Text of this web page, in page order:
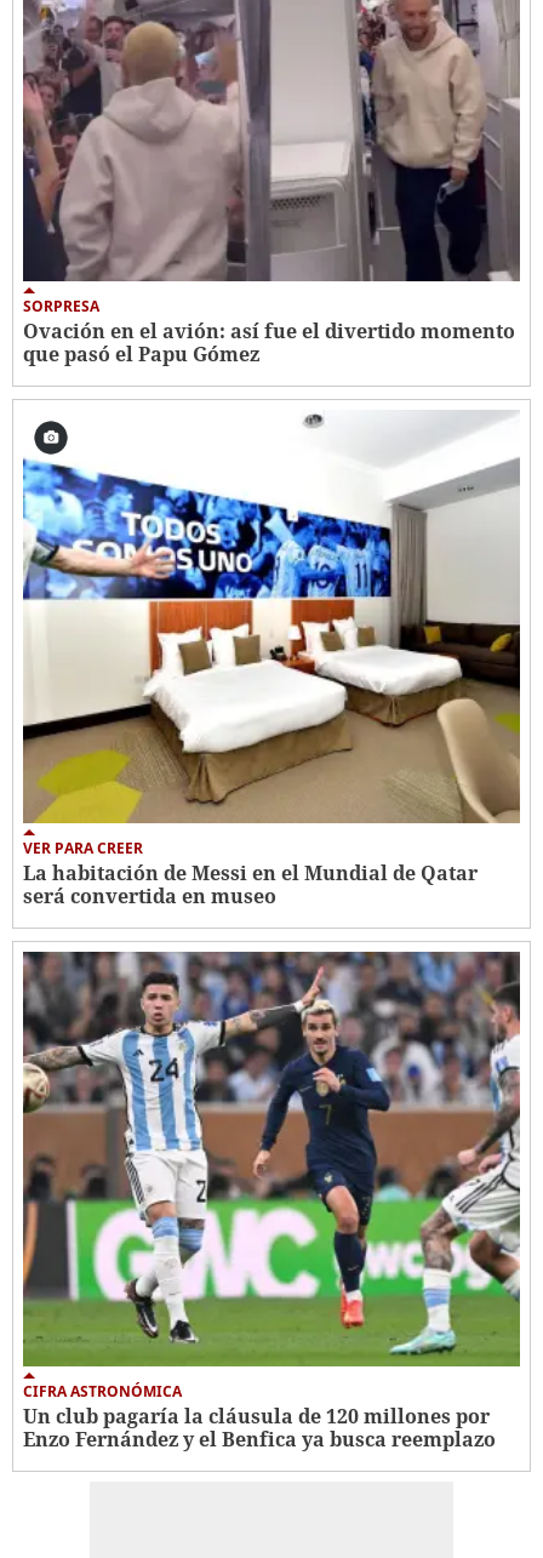
SORPRESA
Ovación en el avión: así fue el divertido momento
que pasó el Papu Gómez
VER PARA CREER
La habitación de Messi en el Mundial de Qatar
será convertida en museo
CIFRA ASTRONÓMICA
Un club pagaría la cláusula de 120 millones por
Enzo Fernández y el Benfica ya busca reemplazo